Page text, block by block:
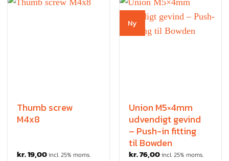
Thumb screw
M4x8
kr.19,00incl. 25% moms.
Ny
Union M5×4mm
udvendigt gevind
– Push-in fitting
til Bowden
kr.76,00incl. 25% moms.